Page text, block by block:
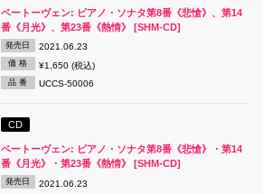
ベートーヴェン: ピアノ・ソナタ第8番《悲愴》、第14
番《月光》、第23番《熱情》 [SHM-CD]
発売日 2021.06.23
価 格 ¥1,650 (税込)
品 番 UCCS-50006
CD
ベートーヴェン: ピアノ・ソナタ第8番《悲愴》・第14
番《月光》・第23番《熱情》 [SHM-CD]
発売日 2021.06.23